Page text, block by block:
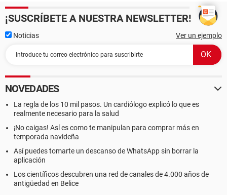
¡SUSCRÍBETE A NUESTRA NEWSLETTER!
Noticias Ver un ejemplo
NOVEDADES
La regla de los 10 mil pasos. Un cardiólogo explicó lo que es
realmente necesario para la salud
¡No caigas! Así es como te manipulan para comprar más en
temporada navideña
Así puedes tomarte un descanso de WhatsApp sin borrar la
aplicación
Los científicos descubren una red de canales de 4.000 años de
antigüedad en Belice